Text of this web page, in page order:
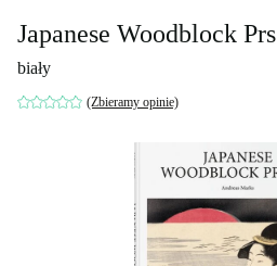
Japanese Woodblock Prs
biały
(Zbieramy opinie)